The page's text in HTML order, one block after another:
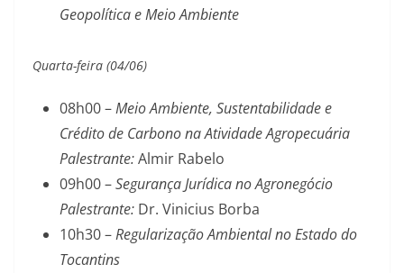
Geopolítica e Meio Ambiente
Quarta-feira (04/06)
08h00 –Meio Ambiente, Sustentabilidade e
Crédito de Carbono na Atividade Agropecuária
Palestrante:Almir Rabelo
09h00 –Segurança Jurídica no Agronegócio
Palestrante: Dr. Vinicius Borba
10h30 –Regularização Ambiental no Estado do
Tocantins